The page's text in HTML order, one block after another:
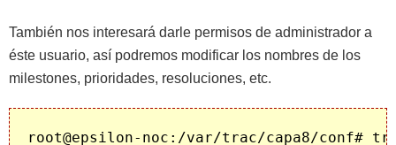
También nos interesará darle permisos de administrador a
éste usuario, así podremos modificar los nombres de los
milestones, prioridades, resoluciones, etc.